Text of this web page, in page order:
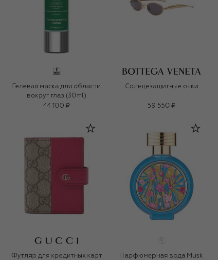
Гелевая маска для области
вокруг глаз (30ml)
44 100 ₽
Солнцезащитные очки
59 550 ₽
Футляр для кредитных карт
Парфюмерная вода Musk